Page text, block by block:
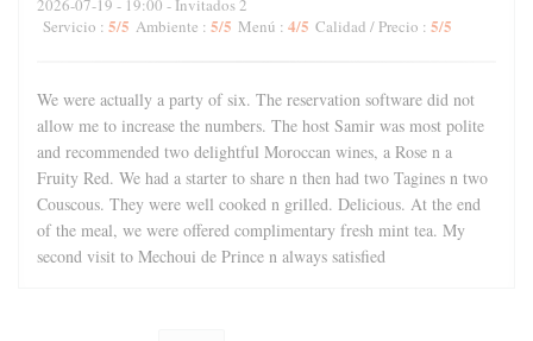
Servicio : 5/5 Ambiente : 5/5 Menú : 4/5 Calidad / Precio : 5/5
We were actually a party of six. The reservation software did not
allow me to increase the numbers. The host Samir was most polite
and recommended two delightful Moroccan wines, a Rose n a
Fruity Red. We had a starter to share n then had two Tagines n two
Couscous. They were well cooked n grilled. Delicious. At the end
of the meal, we were offered complimentary fresh mint tea. My
second visit to Mechoui de Prince n always satisfied